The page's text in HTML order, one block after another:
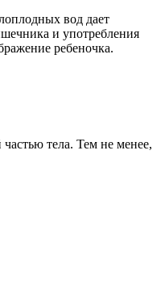
вод дает
и употребления
ребеночка.
тела. Тем не менее,